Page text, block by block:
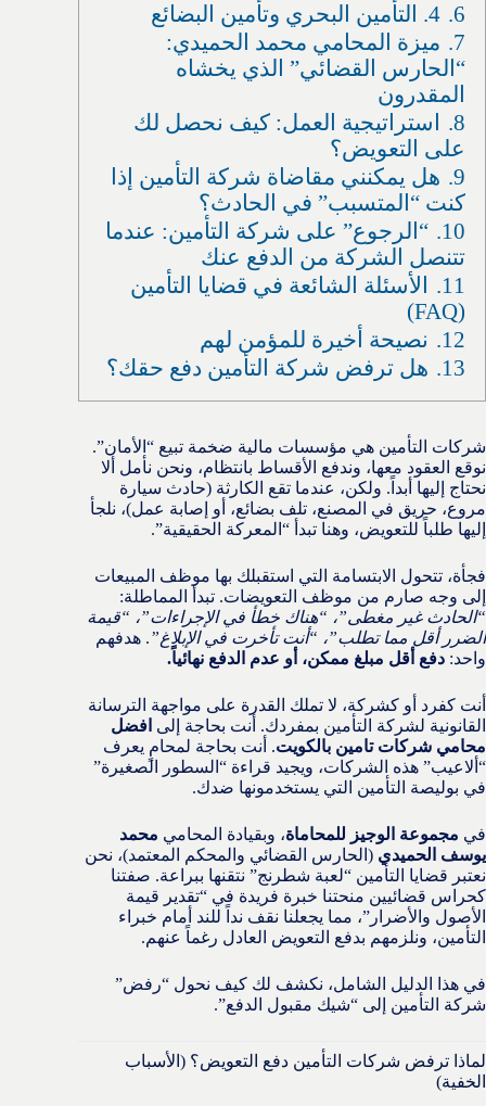
6. 4. التأمين البحري وتأمين البضائع
7.
ميزة المحامي محمد الحميدي:
“الحارس القضائي” الذي يخشاه
المقدرون
8.
استراتيجية العمل: كيف نحصل لك
على التعويض؟
9. هل يمكنني مقاضاة شركة التأمين إذا
كنت “المتسبب” في الحادث؟
10.
“الرجوع” على شركة التأمين: عندما
تتنصل الشركة من الدفع عنك
11.
الأسئلة الشائعة في قضايا التأمين
(FAQ)
12.
نصيحة أخيرة للمؤمن لهم
13.
هل ترفض شركة التأمين دفع حقك؟
شركات التأمين هي مؤسسات مالية ضخمة تبيع “الأمان”.
نوقع العقود معها، وندفع الأقساط بانتظام، ونحن نأمل ألا
نحتاج إليها أبداً. ولكن، عندما تقع الكارثة (حادث سيارة
مروع، حريق في المصنع، تلف بضائع، أو إصابة عمل)، نلجأ
إليها طلباً للتعويض، وهنا تبدأ “المعركة الحقيقية”.
فجأة، تتحول الابتسامة التي استقبلك بها موظف المبيعات
إلى وجه صارم من موظف التعويضات. تبدأ المماطلة:
“الحادث غير مغطى”، “هناك خطأ في الإجراءات”، “قيمة
الضرر أقل مما تطلب”، “أنت تأخرت في الإبلاغ”. هدفهم
واحد: دفع أقل مبلغ ممكن، أو عدم الدفع نهائياً.
أنت كفرد أو كشركة، لا تملك القدرة على مواجهة الترسانة
القانونية لشركة التأمين بمفردك. أنت بحاجة إلى افضل
محامي شركات تامين بالكويت. أنت بحاجة لمحامٍ يعرف
“ألاعيب” هذه الشركات، ويجيد قراءة “السطور الصغيرة”
في بوليصة التأمين التي يستخدمونها ضدك.
في مجموعة الوجيز للمحاماة، وبقيادة المحامي محمد
يوسف الحميدي (الحارس القضائي والمحكم المعتمد)، نحن
نعتبر قضايا التأمين “لعبة شطرنج” نتقنها ببراعة. صفتنا
كحراس قضائيين منحتنا خبرة فريدة في “تقدير قيمة
الأصول والأضرار”، مما يجعلنا نقف نداً للند أمام خبراء
التأمين، ونلزمهم بدفع التعويض العادل رغماً عنهم.
في هذا الدليل الشامل، نكشف لك كيف نحول “رفض”
شركة التأمين إلى “شيك مقبول الدفع”.
لماذا ترفض شركات التأمين دفع التعويض؟ (الأسباب
الخفية)